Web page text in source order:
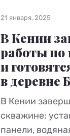
21 января, 2025
В Кении
работы по
и
в деревне
В Кении
скважине:
панели,